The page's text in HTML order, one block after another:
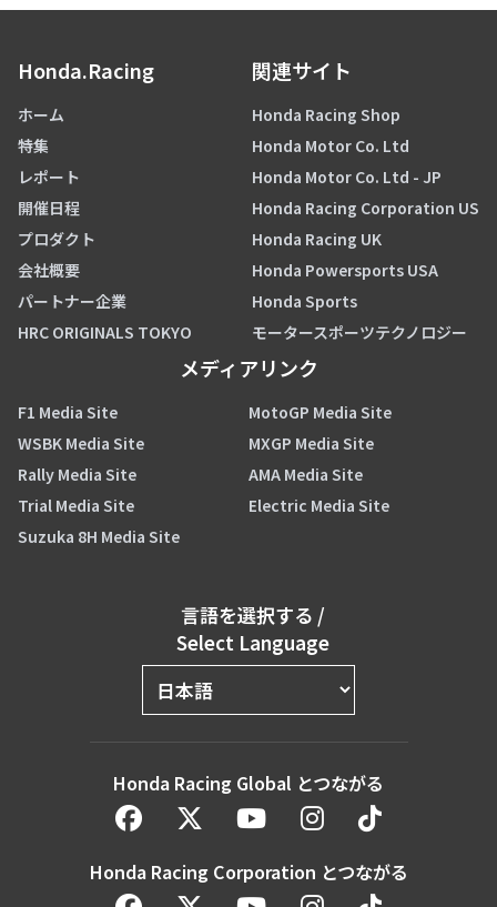
Honda.Racing
ホーム
特集
レポート
開催日程
プロダクト
会社概要
パートナー企業
HRC ORIGINALS TOKYO
関連サイト
Honda Racing Shop
Honda Motor Co. Ltd
Honda Motor Co. Ltd - JP
Honda Racing Corporation US
Honda Racing UK
Honda Powersports USA
Honda Sports
モータースポーツテクノロジー
メディアリンク
F1 Media Site
MotoGP Media Site
WSBK Media Site
MXGP Media Site
Rally Media Site
AMA Media Site
Trial Media Site
Electric Media Site
Suzuka 8H Media Site
言語を選択する /
Select Language
Honda Racing Global とつながる
Honda Racing Corporation とつながる